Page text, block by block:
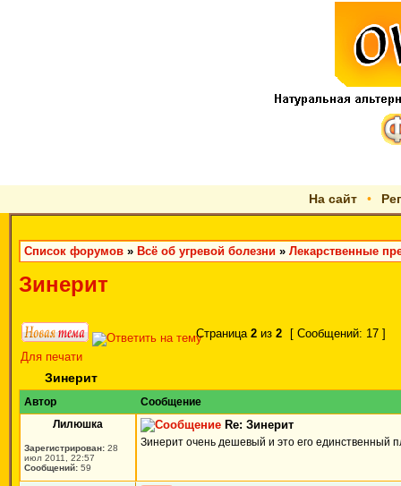
На сайт •
Список форумов » Всё об угревой болезни » Лекарственные
Зинерит
Страница 2 из 2
[ Сообщений: 17 ]
Для печати
Зинерит
Автор
Сообщение
Лилюшка
Зарегистрирован: 28
июл 2011, 22:57
Сообщений: 59
Re: Зинерит
Зинерит очень дешевый и это его единственный